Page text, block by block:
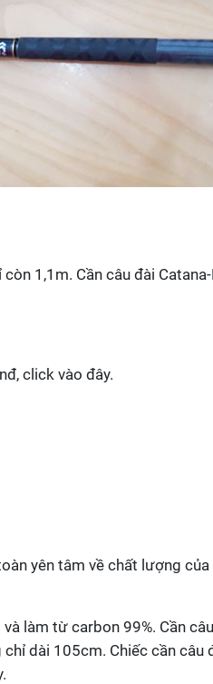
1,1m. Cần câu đài
click vào đây.
yên tâm về chất lượng của
làm từ carbon 99%. Cần
dài 105cm. Chiếc cần